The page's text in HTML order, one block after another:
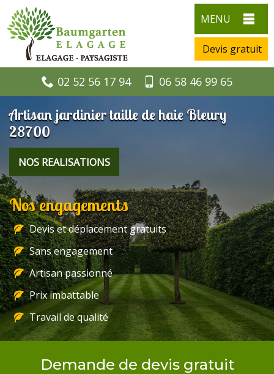
MENU
Devis gratuit
02 52 56 17 94 06 58 46 99 65
Artisan jardinier taille de haie Bleury
28700
NOS REALISATIONS
Nos engagements
Devis et déplacement gratuits
Sans engagement
Artisan passionné
Prix imbattable
Travail de qualité
Demande de devis gratuit